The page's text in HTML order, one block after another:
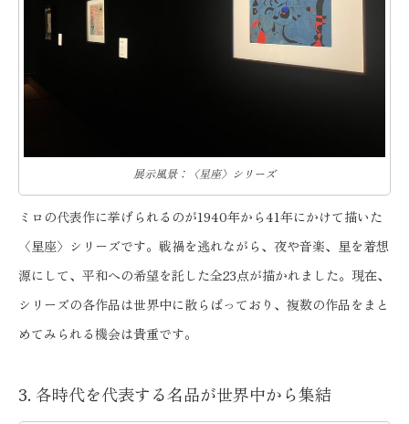
展示風景：〈星座〉シリーズ
ミロの代表作に挙げられるのが1940年から41年にかけて描いた
〈星座〉シリーズです。戦禍を逃れながら、夜や音楽、星を着想
源にして、平和への希望を託した全23点が描かれました。現在、
シリーズの各作品は世界中に散らばっており、複数の作品をまと
めてみられる機会は貴重です。
3. 各時代を代表する名品が世界中から集結